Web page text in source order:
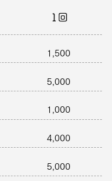
回
1,500
5,000
1,000
4,000
5,000